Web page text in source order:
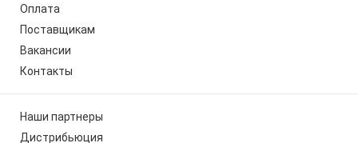
Оплата
Поставщикам
Вакансии
Контакты
Наши партнеры
Дистрибьюция